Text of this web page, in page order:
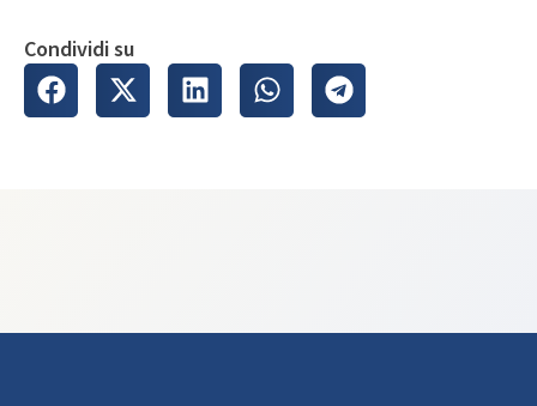
Condividi su